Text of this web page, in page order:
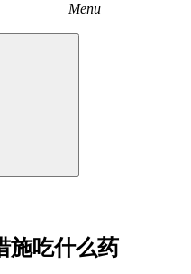
Menu
施吃什么药